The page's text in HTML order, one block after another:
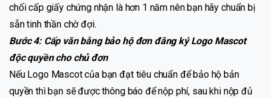
chối cấp giấy chứng nhận là hơn 1 năm nên bạn hãy chuẩn bị
sẵn tinh thần chờ đợi.
Bước 4: Cấp văn bằng bảo hộ đơn đăng ký Logo Mascot
độc quyền cho chủ đơn
Nếu Logo Mascot của bạn đạt tiêu chuẩn để bảo hộ bản
quyền thì bạn sẽ được thông báo để nộp phí, sau khi nộp đủ